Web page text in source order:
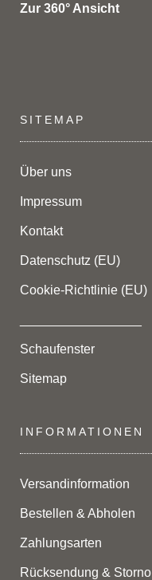
Zur 360° Ansicht
SITEMAP
Über uns
Impressum
Kontakt
Datenschutz (EU)
Cookie-Richtlinie (EU)
Schaufenster
Sitemap
INFORMATIONEN
Versandinformation
Bestellen & Abholen
Zahlungsarten
Rücksendung & Storno